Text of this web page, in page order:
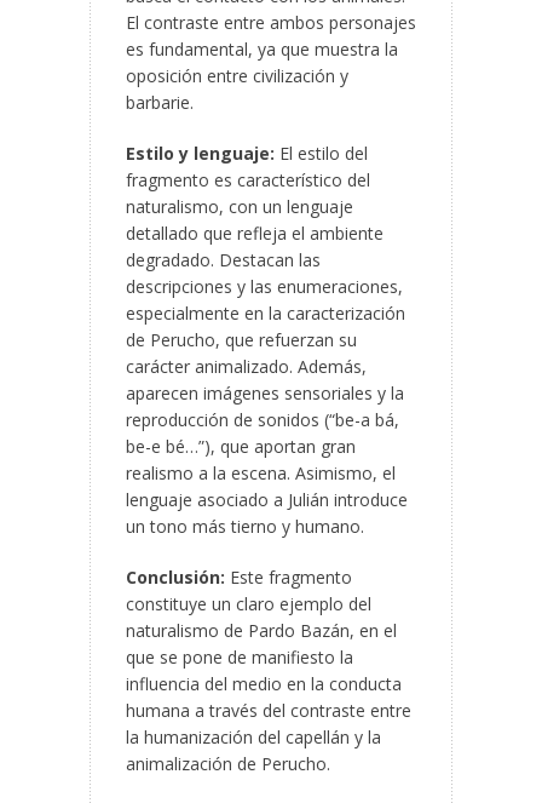
El contraste entre ambos personajes
es fundamental, ya que muestra la
oposición entre civilización y
barbarie.
Estilo y lenguaje: El estilo del
fragmento es característico del
naturalismo, con un lenguaje
detallado que refleja el ambiente
degradado. Destacan las
descripciones y las enumeraciones,
especialmente en la caracterización
de Perucho, que refuerzan su
carácter animalizado. Además,
aparecen imágenes sensoriales y la
reproducción de sonidos (“be-a bá,
be-e bé…”), que aportan gran
realismo a la escena. Asimismo, el
lenguaje asociado a Julián introduce
un tono más tierno y humano.
Conclusión: Este fragmento
constituye un claro ejemplo del
naturalismo de Pardo Bazán, en el
que se pone de manifiesto la
influencia del medio en la conducta
humana a través del contraste entre
la humanización del capellán y la
animalización de Perucho.